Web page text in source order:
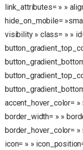
link_attributes= » »
hide_on_mobile=
visibility » class= » »
accent_hover_color= »
border_width= » »
border_hover_color=
icon= » »